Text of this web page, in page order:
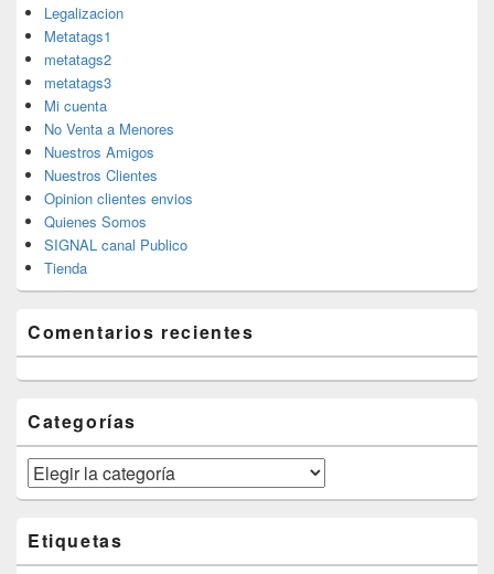
Legalizacion
Metatags1
metatags2
metatags3
Mi cuenta
No Venta a Menores
Nuestros Amigos
Nuestros Clientes
Opinion clientes envios
Quienes Somos
SIGNAL canal Publico
Tienda
Comentarios recientes
Categorías
Categorías
Etiquetas